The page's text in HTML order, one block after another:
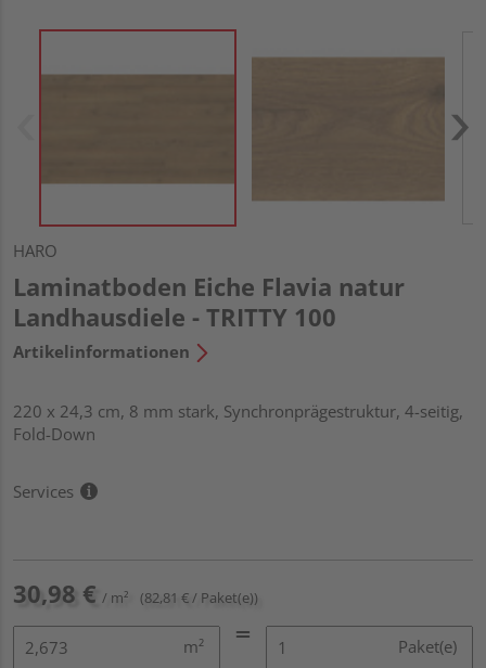
HARO
Laminatboden Eiche Flavia natur
Landhausdiele - TRITTY 100
Artikelinformationen
220 x 24,3 cm, 8 mm stark, Synchronprägestruktur, 4-seitig,
Fold-Down
Services
30,98 € / m² (82,81 € / Paket(e))
m² Paket(e)